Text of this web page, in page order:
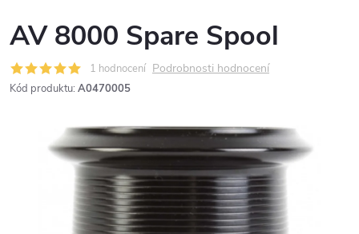
AV 8000 Spare Spool
1 hodnocení Podrobnosti hodnocení
Kód produktu: A0470005